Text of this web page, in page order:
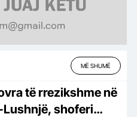
MË SHUMË
të rrezikshme në
Lushnjë, shoferi